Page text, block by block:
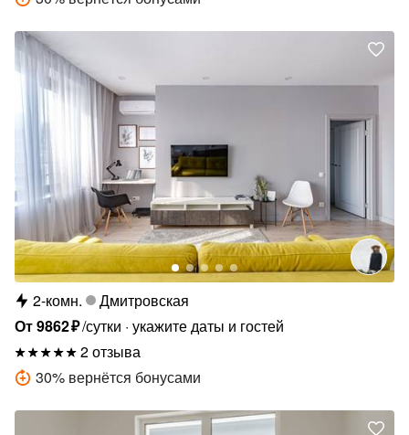
2-комн.
Дмитровская
От9862₽/сутки укажите даты и гостей
2 отзыва
30% вернётся бонусами